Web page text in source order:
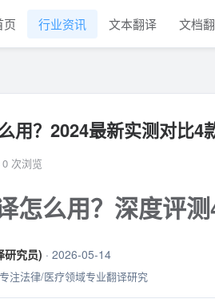
页 行业资讯 文本翻译 文档
用？2024最新实测对比4
0 次浏览
怎么用？深度评
研究员) · 2026-05-14
注法律/医疗领域专业翻译研究